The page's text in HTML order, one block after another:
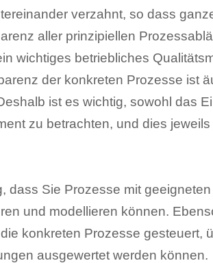
verzahnt, so dass
aller prinzipiellen
wichtiges betriebliches
der konkreten Prozesse ist
ist es wichtig, sowohl das
zu betrachten, und dies
dass Sie Prozesse mit
und modellieren können.
konkreten Prozesse gesteuert,
ausgewertet werden können.